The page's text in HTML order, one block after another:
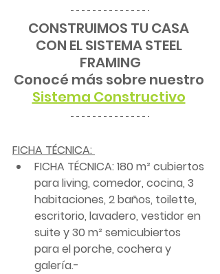
CONSTRUIMOS TU CASA
CON EL SISTEMA STEEL
FRAMING
Conocé más sobre nuestro
Sistema Constructivo
FICHA TÉCNICA:
FICHA TÉCNICA: 180 m² cubiertos
para living, comedor, cocina, 3
habitaciones, 2 baños, toilette,
escritorio, lavadero, vestidor en
suite y 30 m² semicubiertos
para el porche, cochera y
galería.-